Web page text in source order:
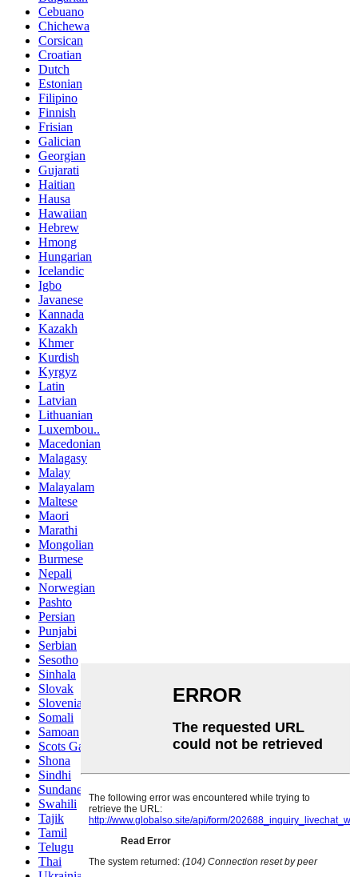
Cebuano
Chichewa
Corsican
Croatian
Dutch
Estonian
Filipino
Finnish
Frisian
Galician
Georgian
Gujarati
Haitian
Hausa
Hawaiian
Hebrew
Hmong
Hungarian
Icelandic
Igbo
Javanese
Kannada
Kazakh
Khmer
Kurdish
Kyrgyz
Latin
Latvian
Lithuanian
Luxembou..
Macedonian
Malagasy
Malay
Malayalam
Maltese
Maori
Marathi
Mongolian
Burmese
Nepali
Norwegian
Pashto
Persian
Punjabi
Serbian
Sesotho
Sinhala
Slovak
Slovenian
Somali
Samoan
Scots Gaelic
Shona
Sindhi
Sundanese
Swahili
Tajik
Tamil
Telugu
Thai